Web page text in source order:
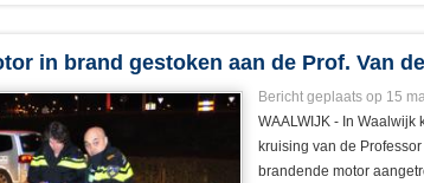
in brand gestoken aan de Prof. Van
Bericht geplaats op 15
WAALWIJK - In
kruising van de
brandende motor